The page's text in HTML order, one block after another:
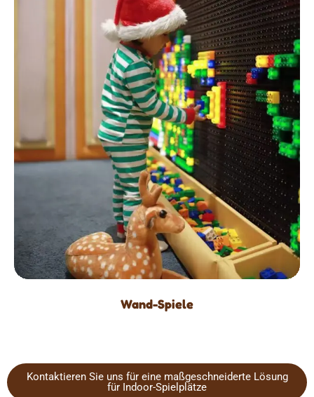
Wand-Spiele
Kontaktieren Sie uns für eine maßgeschneiderte Lösung
für Indoor-Spielplätze